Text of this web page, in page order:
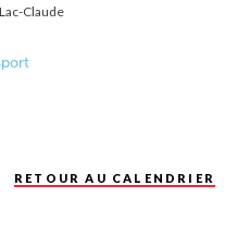
Claude
RETOUR AU CALENDRIER